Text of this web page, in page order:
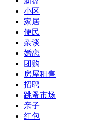
小区
家居
便民
杂谈
婚恋
团购
房屋租售
招聘
跳蚤市场
亲子
红包